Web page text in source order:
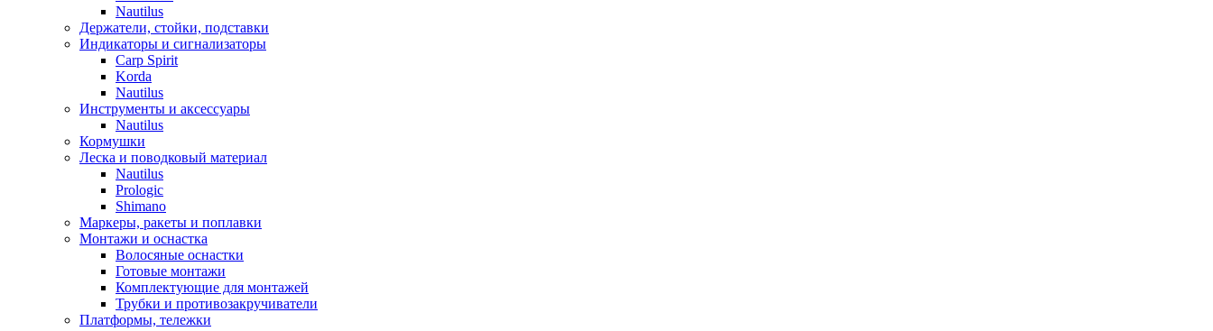
Nautilus
Держатели, стойки, подставки
Индикаторы и сигнализаторы
Carp Spirit
Korda
Nautilus
Инструменты и аксессуары
Nautilus
Кормушки
Леска и поводковый материал
Nautilus
Prologic
Shimano
Маркеры, ракеты и поплавки
Монтажи и оснастка
Волосяные оснастки
Готовые монтажи
Комплектующие для монтажей
Трубки и противозакручиватели
Платформы, тележки